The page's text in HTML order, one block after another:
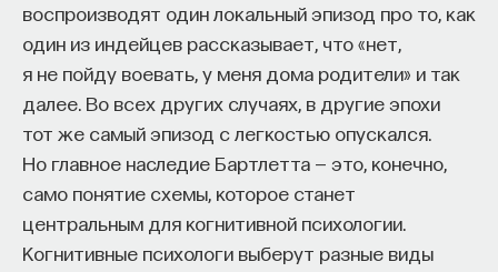
воспроизводят один локальный эпизод про то, как
один из индейцев рассказывает, что «нет,
я не пойду воевать, у меня дома родители» и так
далее. Во всех других случаях, в другие эпохи
тот же самый эпизод с легкостью опускался.
Но главное наследие Бартлетта — это, конечно,
само понятие схемы, которое станет
центральным для когнитивной психологии.
Когнитивные психологи выберут разные виды